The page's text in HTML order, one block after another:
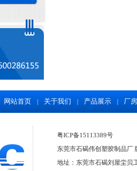
网站首页 关于我们 产品展示 厂
粤ICP备15113389号
东莞市石碣伟创塑胶制品厂
地址：东莞市石碣刘屋坣贝